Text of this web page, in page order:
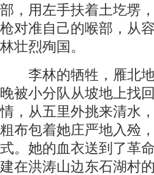
部，用左手扶着土圪塄
枪对准自己的喉部，从
林壮烈殉国。
李林的牺牲，雁北地
晚被小分队从坡地上找
情，从五里外挑来清水
粗布包着她庄严地入殓
式。她的血衣送到了革
建在洪涛山边东石湖村